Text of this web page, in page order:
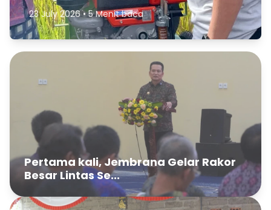
23 July 2026 • 5 Menit baca
Pertama kali, Jembrana Gelar Rakor
Besar Lintas Se...